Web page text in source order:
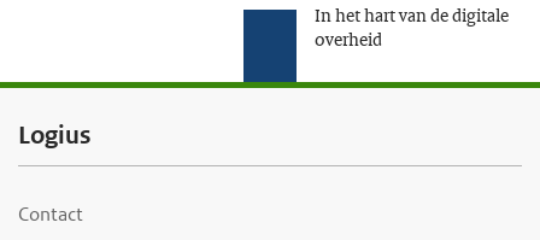
In het hart van de digitale
overheid
F
o
o
Logius
Contact